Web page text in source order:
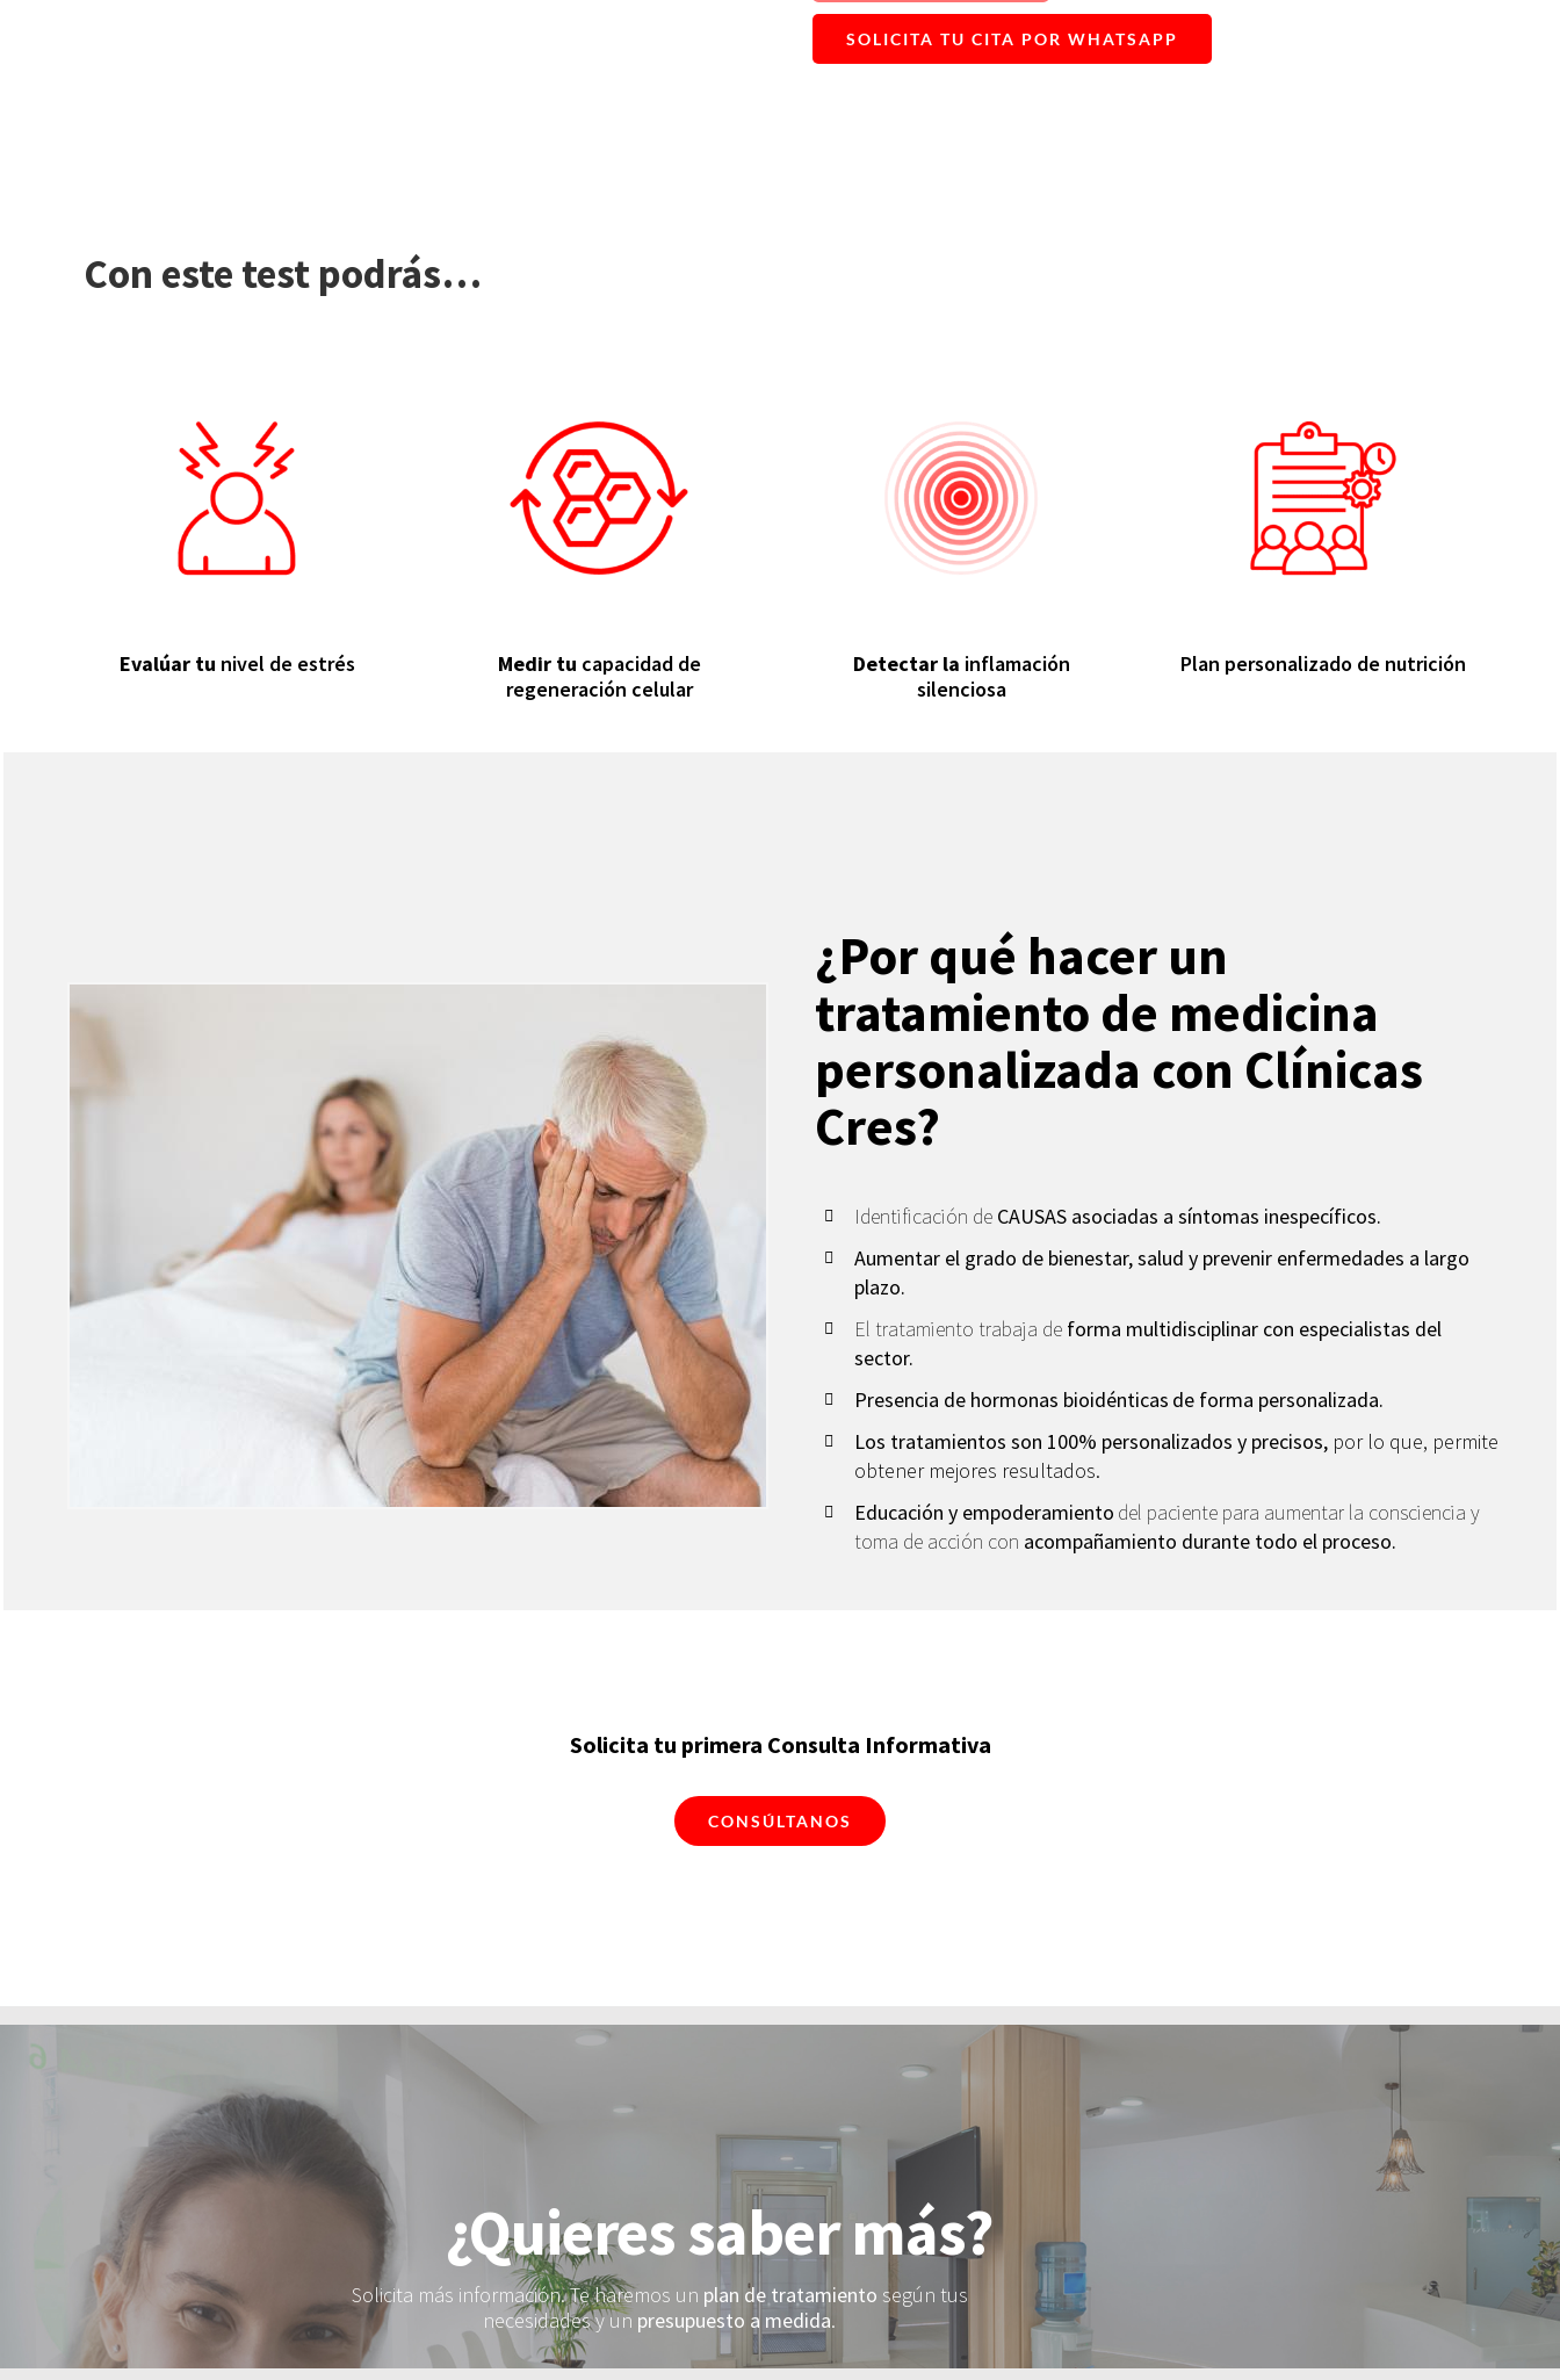
SOLICITA TU CITA POR WHATSAPP
Con este test podrás…
Evalúar tu nivel de estrés Medir tu capacidad de
regeneración celular
Detectar la inflamación
silenciosa
Plan personalizado de nutrición
¿Por qué hacer un
tratamiento de medicina
personalizada con Clínicas
Cres?
Identificación de CAUSAS asociadas a síntomas inespecíficos.
Aumentar el grado de bienestar, salud y prevenir enfermedades a largo
plazo.
El tratamiento trabaja de forma multidisciplinar con especialistas del
sector.
Presencia de hormonas bioidénticas de forma personalizada.
Los tratamientos son 100% personalizados y precisos, por lo que, permite
obtener mejores resultados.
Educación y empoderamiento del paciente para aumentar la consciencia y
toma de acción con acompañamiento durante todo el proceso.
Solicita tu primera Consulta Informativa
CONSÚLTANOS
¿Quieres saber más?
Solicita más información. Te haremos un plan de tratamiento según tus
necesidades y un presupuesto a medida.